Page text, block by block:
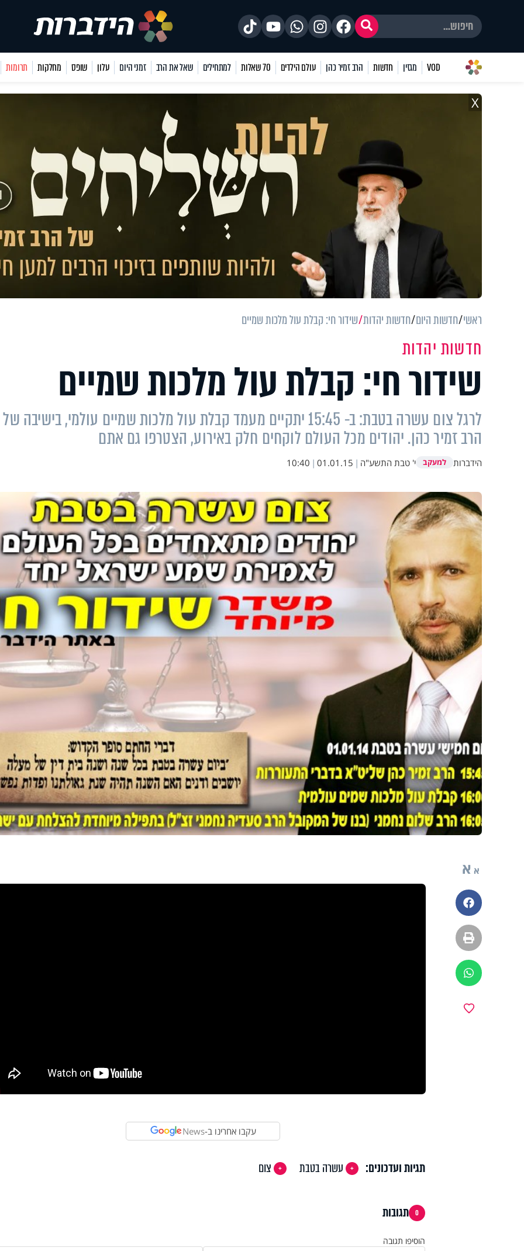
VOD מגזין חדשות הרב זמיר כהן עולם הילדים 70 שאלות למתחילים שאל את הרב זמני היום עלון שופס מחלקות תרומות
X
ראשי חדשות היום חדשות יהדות שידור חי: קבלת עול מלכות שמיים
חדשות יהדות
שידור חי: קבלת עול מלכות שמיים
לרגל צום עשרה בטבת: ב- 15:45 יתקיים מעמד קבלת עול מלכות שמיים עולמי, בישיבה של
הרב זמיר כהן. יהודים מכל העולם לוקחים חלק באירוע, הצטרפו גם אתם
הידברות למעקב י' טבת התשע"ה |
01.01.15
|
10:40
א א
פייסבוק
הדפסה
ווטסאפ
עקבו אחרינו ב-News
תגיות ועדכונים: עשרה בטבת צום
0 תגובות
הוסיפו תגובה